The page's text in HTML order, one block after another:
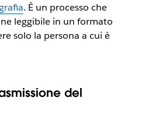
. È un processo che
leggibile in un formato
solo la persona a cui è
del